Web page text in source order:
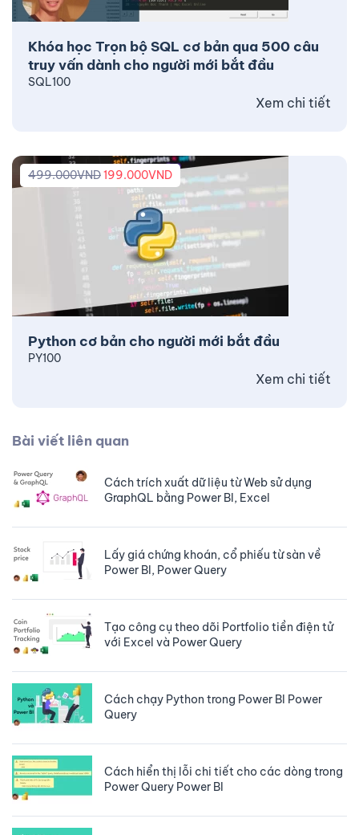
Khóa học Trọn bộ SQL cơ bản qua 500 câu
truy vấn dành cho người mới bắt đầu
SQL100
Xem chi tiết
Python cơ bản cho người mới bắt đầu
499.000VND199.000VND
PY100
Xem chi tiết
Bài viết liên quan
Cách trích xuất dữ liệu từ Web sử dụng
GraphQL bằng Power BI, Excel
Lấy giá chứng khoán, cổ phiếu từ sàn về
Power BI, Power Query
Tạo công cụ theo dõi Portfolio tiền điện tử
với Excel và Power Query
Cách chạy Python trong Power BI Power
Query
Cách hiển thị lỗi chi tiết cho các dòng trong
Power Query Power BI